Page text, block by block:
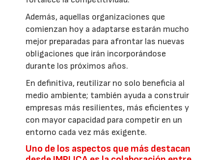
Además, aquellas organizaciones que
comienzan hoy a adaptarse estarán mucho
mejor preparadas para afrontar las nuevas
obligaciones que irán incorporándose
durante los próximos años.
En definitiva, reutilizar no solo beneficia al
medio ambiente; también ayuda a construir
empresas más resilientes, más eficientes y
con mayor capacidad para competir en un
entorno cada vez más exigente.
Uno de los aspectos que más destacan